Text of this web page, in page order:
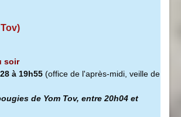
soir
à 19h55 (office de l'après-midi, veille de
de Yom Tov, entre 20h04 et